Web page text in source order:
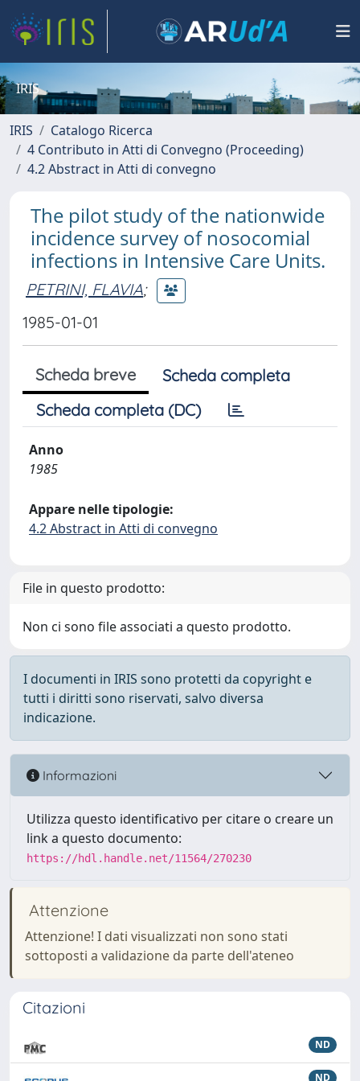
IRIS
IRIS
Catalogo Ricerca
4 Contributo in Atti di Convegno (Proceeding)
4.2 Abstract in Atti di convegno
The pilot study of the nationwide
incidence survey of nosocomial
infections in Intensive Care Units.
PETRINI, FLAVIA;
1985-01-01
Scheda breve
Scheda completa
Scheda completa (DC)
Anno
1985
Appare nelle tipologie:
4.2 Abstract in Atti di convegno
File in questo prodotto:
Non ci sono file associati a questo prodotto.
I documenti in IRIS sono protetti da copyright e
tutti i diritti sono riservati, salvo diversa
indicazione.
Informazioni
Utilizza questo identificativo per citare o creare un
link a questo documento:
https://hdl.handle.net/11564/270230
Attenzione
Attenzione! I dati visualizzati non sono stati
sottoposti a validazione da parte dell'ateneo
Citazioni
ND
ND